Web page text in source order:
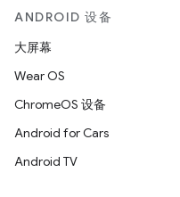
ANDROID 设备
大屏幕
Wear OS
ChromeOS 设备
Android for Cars
Android TV